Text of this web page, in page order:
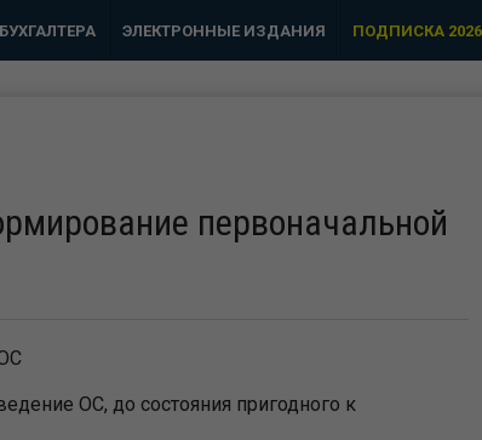
ЭЛЕКТРОННЫЕ ИЗДАНИЯ ПОДПИСКА 2026
первоначальной
ОС, до состояния пригодного к